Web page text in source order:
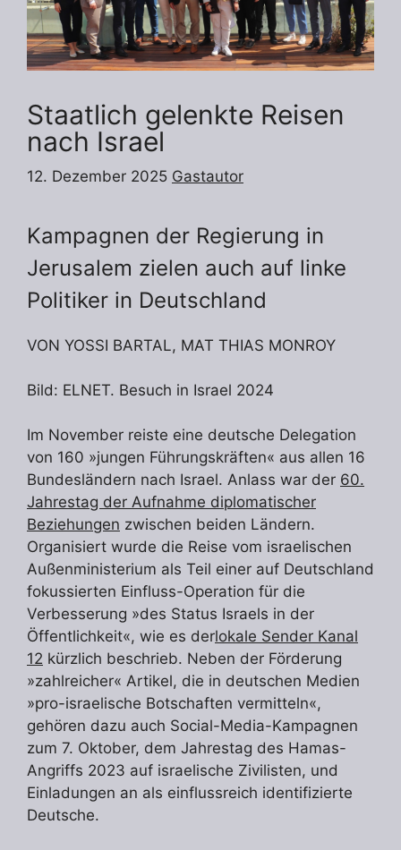
Staatlich gelenkte Reisen
nach Israel
12. Dezember 2025 Gastautor
Kampagnen der Regierung in
Jerusalem zielen auch auf linke
Politiker in Deutschland
VON YOSSI BARTAL, MAT THIAS MONROY
Bild: ELNET. Besuch in Israel 2024
Im November reiste eine deutsche Delegation
von 160 »jungen Führungskräften« aus allen 16
Bundesländern nach Israel. Anlass war der 60.
Jahrestag der Aufnahme diplomatischer
Beziehungen zwischen beiden Ländern.
Organisiert wurde die Reise vom israelischen
Außenministerium als Teil einer auf Deutschland
fokussierten Einfluss-Operation für die
Verbesserung »des Status Israels in der
Öffentlichkeit«, wie es derlokale Sender Kanal
12 kürzlich beschrieb. Neben der Förderung
»zahlreicher« Artikel, die in deutschen Medien
»pro-israelische Botschaften vermitteln«,
gehören dazu auch Social-Media-Kampagnen
zum 7. Oktober, dem Jahrestag des Hamas-
Angriffs 2023 auf israelische Zivilisten, und
Einladungen an als einflussreich identifizierte
Deutsche.